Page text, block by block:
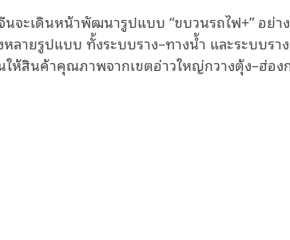
จะเดินหน้าพัฒนารูปแบบ “ขบวนรถไฟ+” อย่า
ลายรูปแบบ ทั้งระบบราง–ทางน้ำ และระบบรา
ห้สินค้าคุณภาพจากเขตอ่าวใหญ่กวางตุ้ง–ฮ่องก